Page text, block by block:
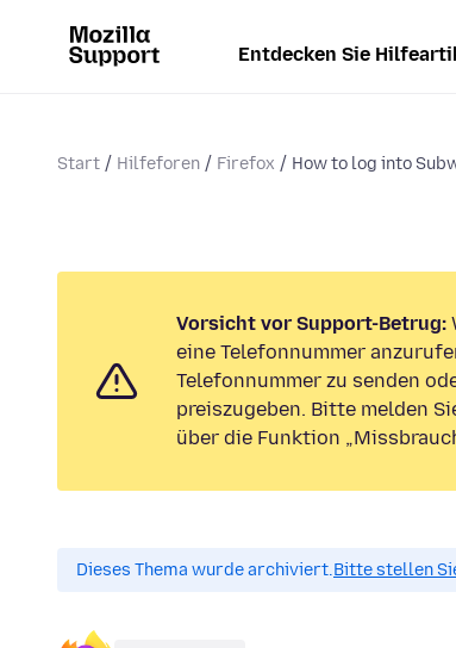
Entdecken Sie
Start Hilfeforen Firefox How to log into
Vorsicht vor Support-Betrug:
eine Telefonnummer
Telefonnummer zu senden
preiszugeben. Bitte melden
über die Funktion
Dieses Thema wurde archiviert.Bitte stellen